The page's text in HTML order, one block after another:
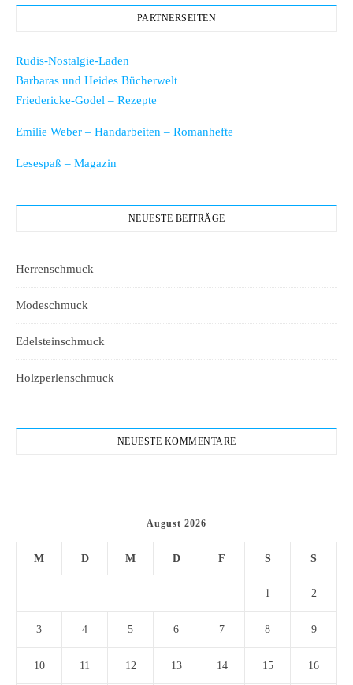
PARTNERSEITEN
Rudis-Nostalgie-Laden
Barbaras und Heides Bücherwelt
Friedericke-Godel – Rezepte
Emilie Weber – Handarbeiten – Romanhefte
Lesespaß – Magazin
NEUESTE BEITRÄGE
Herrenschmuck
Modeschmuck
Edelsteinschmuck
Holzperlenschmuck
NEUESTE KOMMENTARE
August 2026
M D M D F S S
1 2
3 4 5 6 7 8 9
10 11 12 13 14 15 16